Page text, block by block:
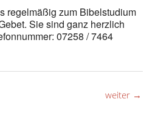
regelmäßig zum Bibelstudium
Sie sind ganz herzlich
07258 / 7464
weiter →